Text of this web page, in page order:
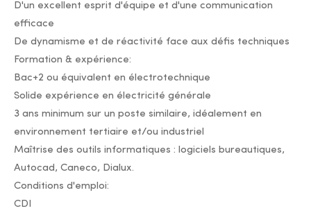
D'un excellent esprit d'équipe et d'une communication
efficace
De dynamisme et de réactivité face aux défis techniques
Formation & expérience:
Bac+2 ou équivalent en électrotechnique
Solide expérience en électricité générale
3 ans minimum sur un poste similaire, idéalement en
environnement tertiaire et/ou industriel
Maîtrise des outils informatiques : logiciels bureautiques,
Autocad, Caneco, Dialux.
Conditions d'emploi:
CDI